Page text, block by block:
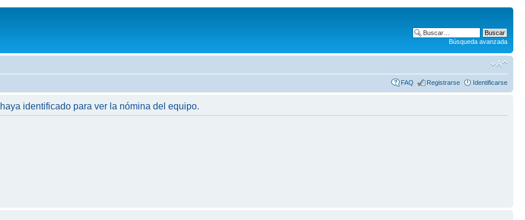
Búsqueda avanzada
FAQ Registrarse Identificarse
identificado para ver la nómina del equipo.